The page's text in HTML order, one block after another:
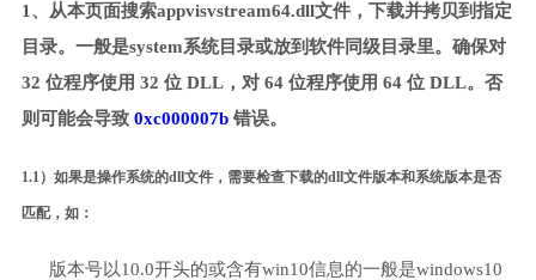
1、从本页面搜索appvisvstream64.dll文件，下载并拷贝到指定
目录。一般是system系统目录或放到软件同级目录里。确保对
32 位程序使用 32 位 DLL，对 64 位程序使用 64 位 DLL。否
则可能会导致 0xc000007b错误。
1.1）如果是操作系统的dll文件，需要检查下载的dll文件版本和系统版本是否
匹配，如：
版本号以10.0开头的或含有win10信息的一般是windows10